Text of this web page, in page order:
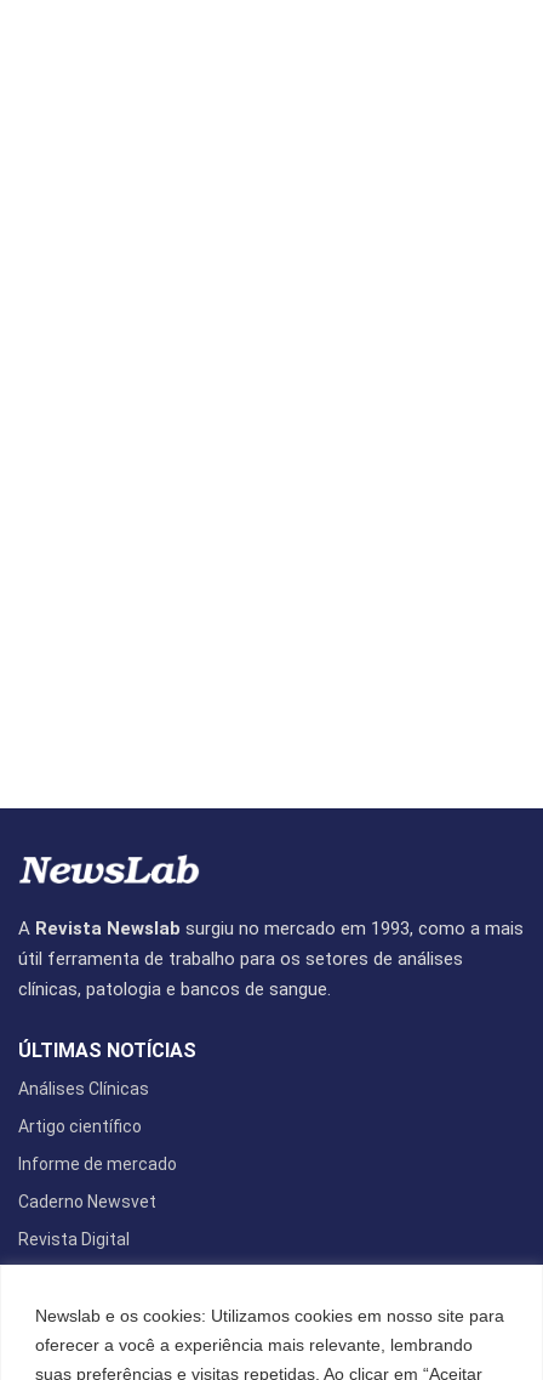
Newslab e os cookies: Utilizamos cookies em nosso site para
oferecer a você a experiência mais relevante, lembrando
suas preferências e visitas repetidas. Ao clicar em “Aceitar
A Revista Newslab surgiu no mercado em 1993, como a mais
útil ferramenta de trabalho para os setores de análises
clínicas, patologia e bancos de sangue.
ÚLTIMAS NOTÍCIAS
Análises Clínicas
Artigo científico
Informe de mercado
Caderno Newsvet
Revista Digital